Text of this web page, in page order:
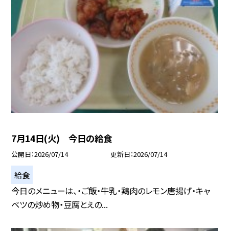
7月14日(火) 今日の給食
公開日 2026/07/14 更新日 2026/07/14
給食
今日のメニューは、・ご飯・牛乳・鶏肉のレモン唐揚げ・キャ
ベツの炒め物・豆腐とえの...